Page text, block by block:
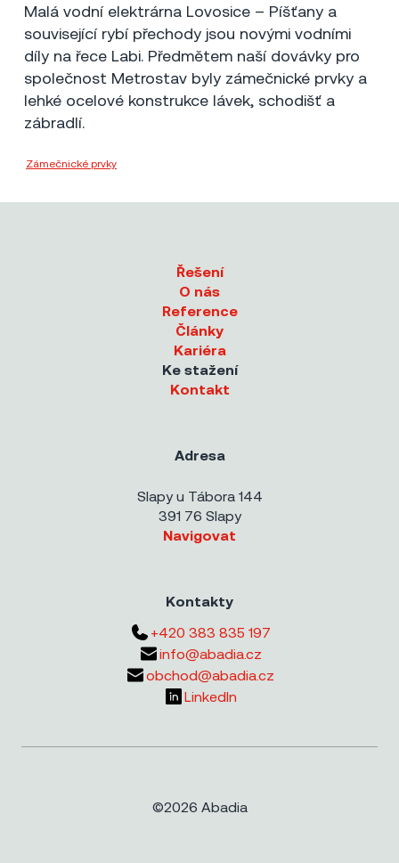
Malá vodní elektrárna Lovosice – Píšťany a
související rybí přechody jsou novými vodními
díly na řece Labi. Předmětem naší dovávky pro
společnost Metrostav byly zámečnické prvky a
lehké ocelové konstrukce lávek, schodišť a
zábradlí.
Zámečnické prvky
Řešení
O nás
Reference
Články
Kariéra
Ke stažení
Kontakt
Adresa
Slapy u Tábora 144
391 76 Slapy
Navigovat
Kontakty
+420 383 835 197
info@abadia.cz
obchod@abadia.cz
LinkedIn
©2026 Abadia